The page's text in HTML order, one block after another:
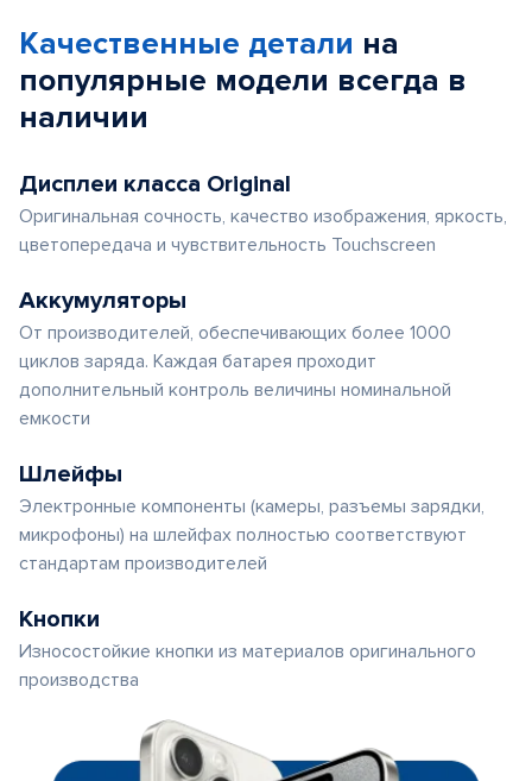
Качественные детали на
популярные модели всегда в
наличии
Дисплеи класса Original
Оригинальная сочность, качество изображения, яркость,
цветопередача и чувствительность Touchscreen
Аккумуляторы
От производителей, обеспечивающих более 1000
циклов заряда. Каждая батарея проходит
дополнительный контроль величины номинальной
емкости
Шлейфы
Электронные компоненты (камеры, разъемы зарядки,
микрофоны) на шлейфах полностью соответствуют
стандартам производителей
Кнопки
Износостойкие кнопки из материалов оригинального
производства